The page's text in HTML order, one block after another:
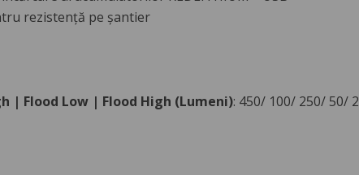
rezistență pe șantier
| Flood Low | Flood High (Lumeni): 450/ 100/ 250/ 50/